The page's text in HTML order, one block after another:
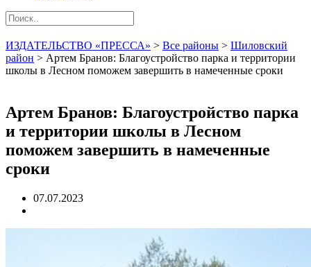
ИЗДАТЕЛЬСТВО «ПРЕССА» > Все районы > Шиловский
район > Артем Бранов: Благоустройство парка и территории
школы в Лесном поможем завершить в намеченные сроки
Артем Бранов: Благоустройство парка
и территории школы в Лесном
поможем завершить в намеченные
сроки
07.07.2023